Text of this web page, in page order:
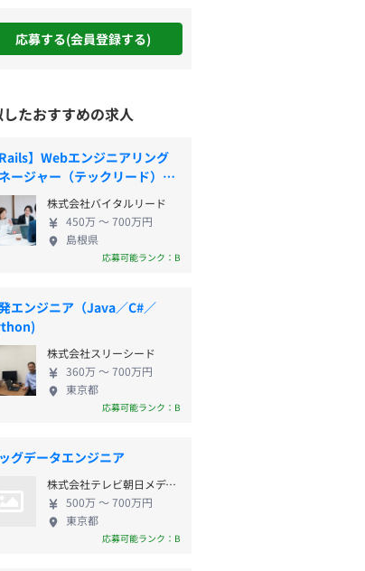
応募する(会員登録する)
たおすすめの求人
Rails】Webエンジニアリング
ージャー（テックリード）候
株式会社バイタルリード
450万 〜 700万円
島根県
応募可能ランク：B
エンジニア（Java／C#／
株式会社スリーシード
360万 〜 700万円
東京都
応募可能ランク：B
グデータエンジニア
株式会社テレビ朝日メディアプレックス
500万 〜 700万円
東京都
応募可能ランク：B